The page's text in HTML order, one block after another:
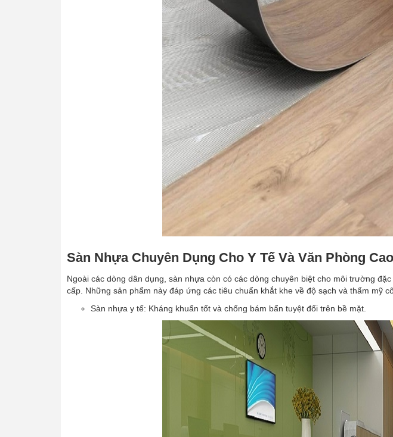
Sàn Nhựa Chuyên Dụng Cho Y Tế Và Văn Phòng
Ngoài các dòng dân dụng, sàn nhựa còn có các dòng chuyên biệt cho môi trường
cấp. Những sản phẩm này đáp ứng các tiêu chuẩn khắt khe về độ sạch và thẩm mỹ
Sàn nhựa y tế: Kháng khuẩn tốt và chống bám bẩn tuyệt đối trên bề mặt.